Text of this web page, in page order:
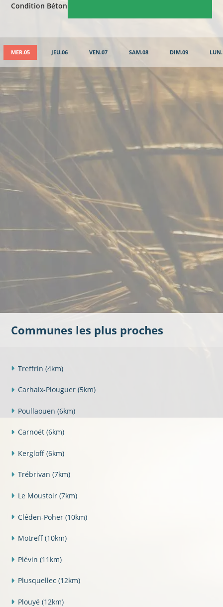
Condition Béton
MER.05 JEU.06 VEN.07 SAM.08 DIM.09
Communes les plus proches
Treffrin (4km)
Carhaix-Plouguer (5km)
Poullaouen (6km)
Carnoët (6km)
Kergloff (6km)
Trébrivan (7km)
Le Moustoir (7km)
Cléden-Poher (10km)
Motreff (10km)
Plévin (11km)
Plusquellec (12km)
Plouyé (12km)